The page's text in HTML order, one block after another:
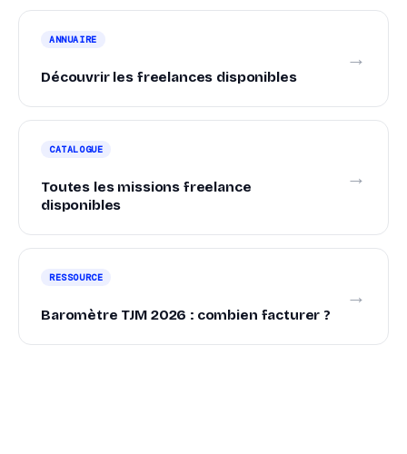
ANNUAIRE
Découvrir les freelances disponibles
→
CATALOGUE
Toutes les missions freelance
disponibles
→
RESSOURCE
Baromètre TJM 2026 : combien facturer ?
→